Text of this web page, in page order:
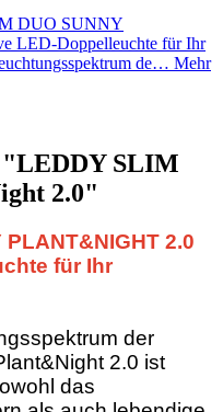
DUO SUNNY
LED-Doppelleuchte für Ihr
de… Mehr
SLIM
2.0"
PLANT&NIGHT 2.0
für Ihr
der
2.0 ist
das